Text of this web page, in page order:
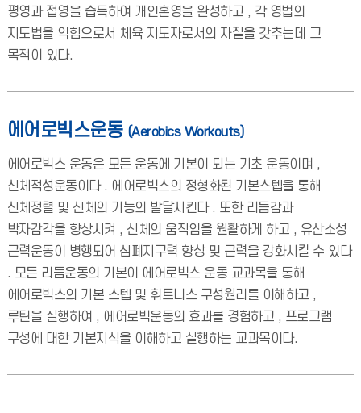
평영과 접영을 습득하여 개인혼영을 완성하고 , 각 영법의
지도법을 익힘으로서 체육 지도자로서의 자질을 갖추는데 그
목적이 있다.
에어로빅스운동 (Aerobics Workouts)
에어로빅스 운동은 모든 운동에 기본이 되는 기초 운동이며 ,
신체적성운동이다 . 에어로빅스의 정형화된 기본스텝을 통해
신체정렬 및 신체의 기능의 발달시킨다 . 또한 리듬감과
박자감각을 향상시켜 , 신체의 움직임을 원활하게 하고 , 유산소성
근력운동이 병행되어 심폐지구력 향상 및 근력을 강화시킬 수 있다
. 모든 리듬운동의 기본이 에어로빅스 운동 교과목을 통해
에어로빅스의 기본 스텝 및 휘트니스 구성원리를 이해하고 ,
루틴을 실행하여 , 에어로빅운동의 효과를 경험하고 , 프로그램
구성에 대한 기본지식을 이해하고 실행하는 교과목이다.